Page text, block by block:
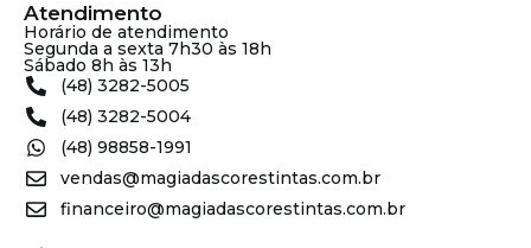
Atendimento
Horário de atendimento
Segunda a sexta 7h30 às 18h
Sábado 8h às 13h
(48) 3282-5005
(48) 3282-5004
(48) 98858-1991
vendas@magiadascorestintas.com.br
financeiro@magiadascorestintas.com.br